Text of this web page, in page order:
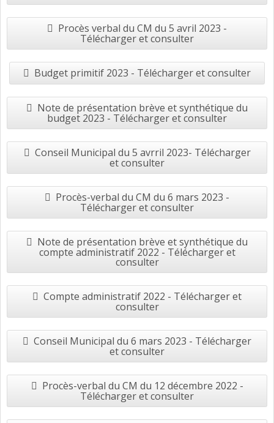
Procès verbal du CM du 5 avril 2023 -
Télécharger et consulter
Budget primitif 2023 - Télécharger et consulter
Note de présentation brève et synthétique du
budget 2023 - Télécharger et consulter
Conseil Municipal du 5 avrril 2023- Télécharger
et consulter
Procès-verbal du CM du 6 mars 2023 -
Télécharger et consulter
Note de présentation brève et synthétique du
compte administratif 2022 - Télécharger et
consulter
Compte administratif 2022 - Télécharger et
consulter
Conseil Municipal du 6 mars 2023 - Télécharger
et consulter
Procès-verbal du CM du 12 décembre 2022 -
Télécharger et consulter